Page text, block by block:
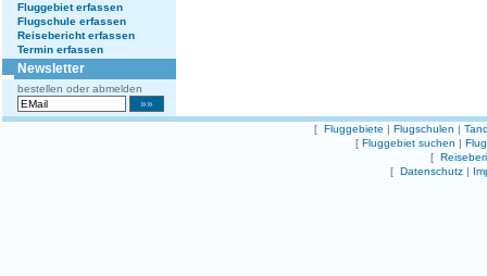
Fluggebiet erfassen
Flugschule erfassen
Reisebericht erfassen
Termin erfassen
Newsletter
bestellen oder abmelden
[ Fluggebiete | Flugschulen |
[ Fluggebiet suchen |
[
[ Datenschutz |